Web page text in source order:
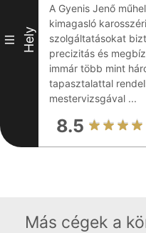
III Hely
A Gyenis Jenő
kimagasló
szolgáltatásokat
precizitás és
immár több mint
tapasztalattal
mestervizsgával ...
8.5
Más cégek a